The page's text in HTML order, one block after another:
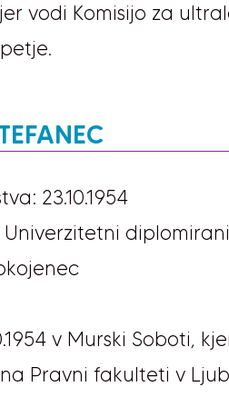
vodi Komisijo za
23.10.1954
Univerzitetni
v Murski Soboti,
Pravni fakulteti v